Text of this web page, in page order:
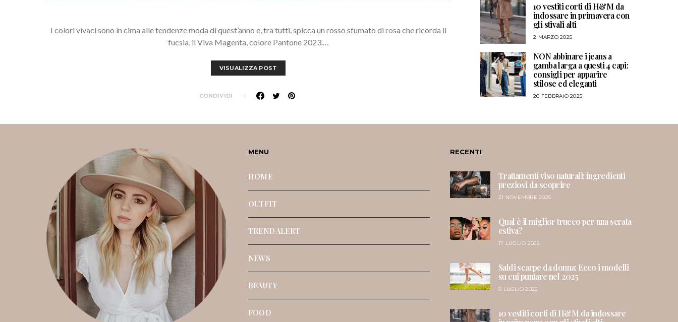
I colori vivaci sono in cima alle tendenze moda di quest’anno e, tra tutti, spicca un rosso sfumato di rosa che ricorda il
fucsia, il Viva Magenta, colore Pantone 2023.…
VISUALIZZA POST
CONDIVIDI
10 vestiti corti di H&M da
indossare in primavera con
gli stivali alti
2 MARZO 2025
NON abbinare i jeans a
gamba larga a questi 4 capi:
consigli per apparire
stilose ed eleganti
20 FEBBRAIO 2025
MENU
HOME
OUTFIT
TREND ALERT
NEWS
BEAUTY
FOOD
RECENTI
Trattamenti viso naturali: ingredienti
preziosi da scoprire
21 NOVEMBRE 2025
Qual è il miglior trucco per una serata
estiva?
17 LUGLIO 2025
Saldi scarpe da donna: Ecco i modelli
su cui puntare nel 2025
8 LUGLIO 2025
10 vestiti corti di H&M da indossare